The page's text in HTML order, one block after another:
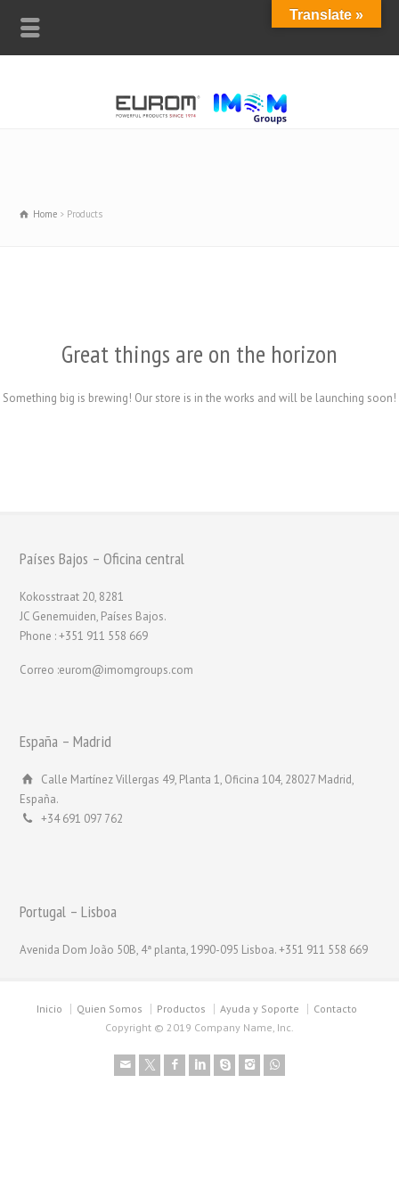
Home Products
Great things are on the horizon
Something big is brewing! Our store is in the works and will be launching soon!
Países Bajos – Oficina central
Kokosstraat 20, 8281
JC Genemuiden, Países Bajos.
Phone : +351 911 558 669
Correo :eurom@imomgroups.com
España – Madrid
Calle Martínez Villergas 49, Planta 1, Oficina 104, 28027 Madrid,
España.
+34 691 097 762
Portugal – Lisboa
Avenida Dom João 50B, 4ª planta, 1990-095 Lisboa. +351 911 558 669
Inicio Quien Somos Productos Ayuda y Soporte
Contacto
Copyright © 2019 Company Name, Inc.
Translate »